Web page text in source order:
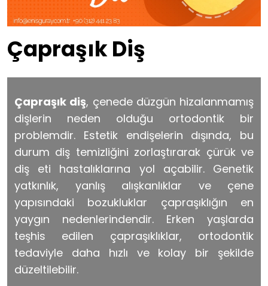
Çapraşık Diş
Çapraşık diş, çenede düzgün hizalanmamış
dişlerin neden olduğu ortodontik bir
problemdir. Estetik endişelerin dışında, bu
durum diş temizliğini zorlaştırarak çürük ve
diş eti hastalıklarına yol açabilir. Genetik
yatkınlık, yanlış alışkanlıklar ve çene
yapısındaki bozukluklar çapraşıklığın en
yaygın nedenlerindendir. Erken yaşlarda
teşhis edilen çapraşıklıklar, ortodontik
tedaviyle daha hızlı ve kolay bir şekilde
düzeltilebilir.